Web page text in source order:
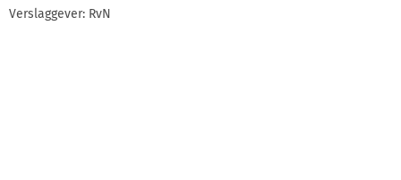
Verslaggever: RvN